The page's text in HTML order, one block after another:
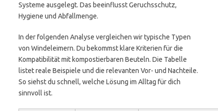
Systeme ausgelegt. Das beeinflusst Geruchsschutz,
Hygiene und Abfallmenge.
In der folgenden Analyse vergleichen wir typische Typen
von Windeleimern. Du bekommst klare Kriterien für die
Kompatibilität mit kompostierbaren Beuteln. Die Tabelle
listet reale Beispiele und die relevanten Vor- und Nachteile.
So siehst du schnell, welche Lösung im Alltag für dich
sinnvoll ist.